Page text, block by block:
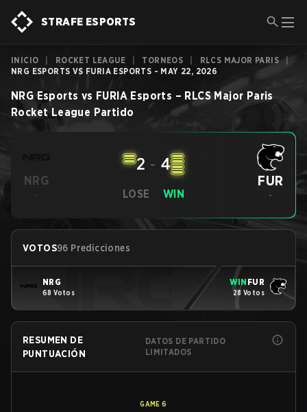
STRAFE ESPORTS
INICIO ROCKET LEAGUE TORNEOS RLCS MAJOR PARIS
NRG ESPORTS VS FURIA ESPORTS - MAY 22, 2026
NRG Esports vs FURIA Esports – RLCS Major Paris
Rocket League Partido
NRG
- LOSE
2 - 4
WIN
FUR
-
VOTOS96 Predicciones
NRG
68 Votos
WIN FUR
28 Votos
RESUMEN DE
PUNTUACIÓN
DATOS DE PARTIDO
LIMITADOS
GAME 6